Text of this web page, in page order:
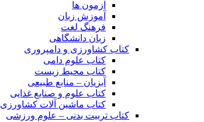
آزمون ها
آموزش زبان
فرهنگ لغت
زبان دانشگاهی
کتاب کشاورزی و دامپروری
کتاب علوم دامی
کتاب محیط زیست
آبزیان – منابع طبیعی
کتاب علوم و صنایع غذایی
کتاب ماشین آلات کشاورزی
کتاب تربیت بدنی – علوم ورزشی